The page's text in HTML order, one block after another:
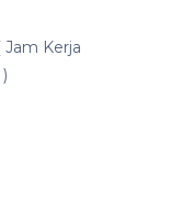
Jam Kerja